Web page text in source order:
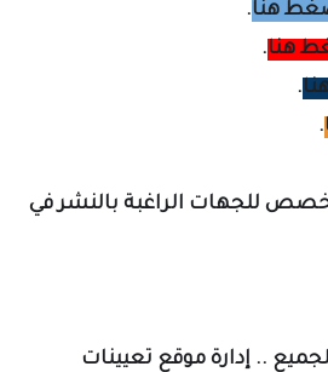
هنا.
هنا.
.
.
للجهات الراغبة بالنشر في
.. إدارة موقع تعيينات